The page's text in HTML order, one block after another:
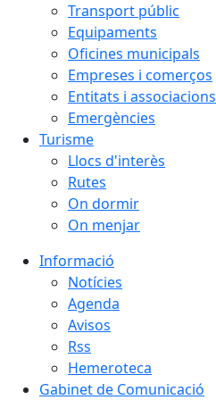
Transport públic
Equipaments
Oficines municipals
Empreses i comerços
Entitats i associacions
Emergències
Turisme
Llocs d'interès
Rutes
On dormir
On menjar
Informació
Notícies
Agenda
Avisos
Rss
Hemeroteca
Gabinet de Comunicació